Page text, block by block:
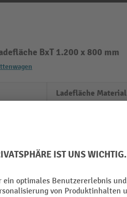
BxT 1.200 x 800 mm
Ladefläche Material
RAL Farbe
Rahmen Material